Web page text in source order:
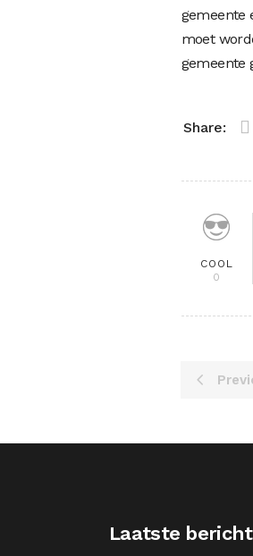
gemeente
moet
gemeente
Share:
COOL
0
Laatste